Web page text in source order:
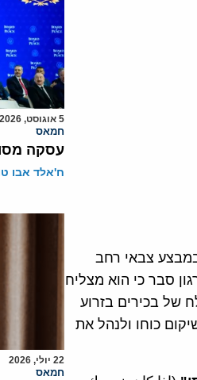
צבאי רחב
סבר כי הוא מצליח
של בכירים בזרוע
כוחו ולנהל את
5 אוגוסט, 2026
חמאס
עסקה
ח'אלד אבו
22 יולי, 2026
חמאס